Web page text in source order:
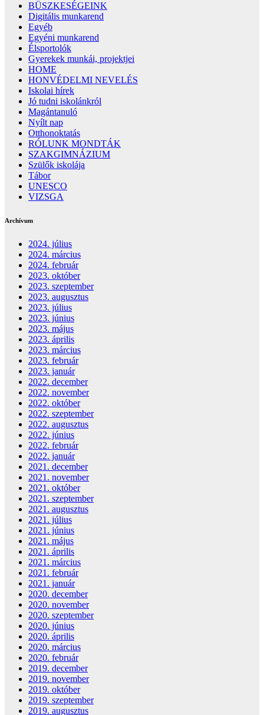
BÜSZKESÉGEINK
Digitális munkarend
Egyéb
Egyéni munkarend
Élsportolók
Gyerekek munkái, projektjei
HOME
HONVÉDELMI NEVELÉS
Iskolai hírek
Jó tudni iskolánkról
Magántanuló
Nyílt nap
Otthonoktatás
RÓLUNK MONDTÁK
SZAKGIMNÁZIUM
Szülők iskolája
Tábor
UNESCO
VIZSGA
Archívum
2024. július
2024. március
2024. február
2023. október
2023. szeptember
2023. augusztus
2023. július
2023. június
2023. május
2023. április
2023. március
2023. február
2023. január
2022. december
2022. november
2022. október
2022. szeptember
2022. augusztus
2022. június
2022. február
2022. január
2021. december
2021. november
2021. október
2021. szeptember
2021. augusztus
2021. július
2021. június
2021. május
2021. április
2021. március
2021. február
2021. január
2020. december
2020. november
2020. szeptember
2020. június
2020. április
2020. március
2020. február
2019. december
2019. november
2019. október
2019. szeptember
2019. augusztus